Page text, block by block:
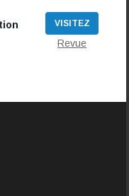
VISITEZ
Revue